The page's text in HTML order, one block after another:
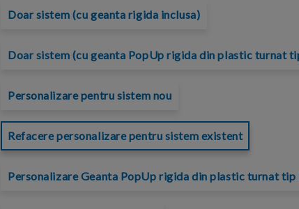
Doar sistem (cu geanta rigida inclusa)
Doar sistem (cu geanta PopUp rigida din plastic turnat
Personalizare pentru sistem nou
Refacere personalizare pentru sistem existent
Personalizare Geanta PopUp rigida din plastic turnat tip